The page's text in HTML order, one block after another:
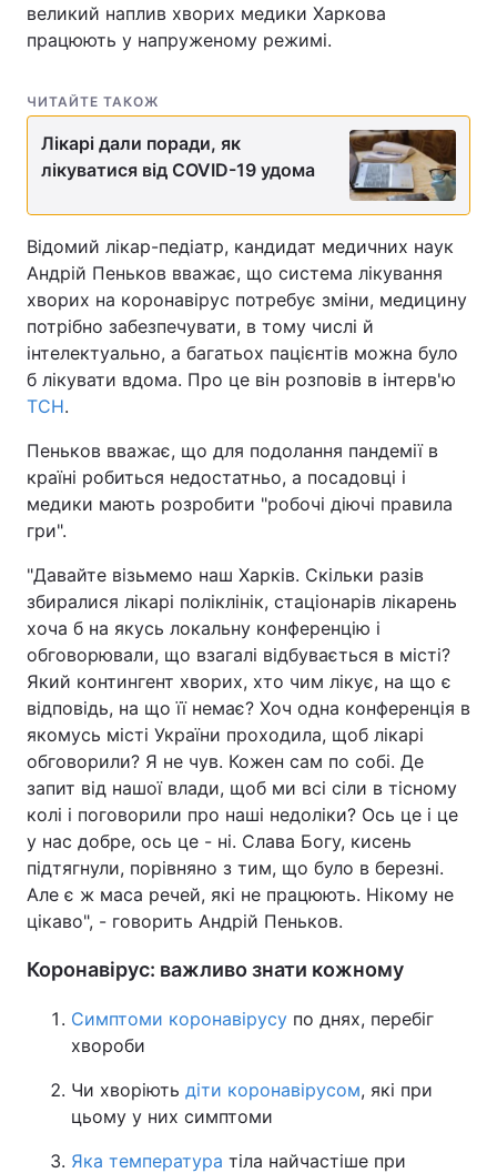
великий наплив хворих медики Харкова
працюють у напруженому режимі.
ЧИТАЙТЕ ТАКОЖ
Лікарі дали поради, як
лікуватися від COVID-19 удома
Відомий лікар-педіатр, кандидат медичних наук
Андрій Пеньков вважає, що система лікування
хворих на коронавірус потребує зміни, медицину
потрібно забезпечувати, в тому числі й
інтелектуально, а багатьох пацієнтів можна було
б лікувати вдома. Про це він розповів в інтерв'ю
ТСН.
Пеньков вважає, що для подолання пандемії в
країні робиться недостатньо, а посадовці і
медики мають розробити "робочі діючі правила
гри".
"Давайте візьмемо наш Харків. Скільки разів
збиралися лікарі поліклінік, стаціонарів лікарень
хоча б на якусь локальну конференцію і
обговорювали, що взагалі відбувається в місті?
Який контингент хворих, хто чим лікує, на що є
відповідь, на що її немає? Хоч одна конференція в
якомусь місті України проходила, щоб лікарі
обговорили? Я не чув. Кожен сам по собі. Де
запит від нашої влади, щоб ми всі сіли в тісному
колі і поговорили про наші недоліки? Ось це і це
у нас добре, ось це - ні. Слава Богу, кисень
підтягнули, порівняно з тим, що було в березні.
Але є ж маса речей, які не працюють. Нікому не
цікаво", - говорить Андрій Пеньков.
Коронавірус: важливо знати кожному
Симптоми коронавірусу по днях, перебіг
хвороби
Чи хворіють діти коронавірусом, які при
цьому у них симптоми
Яка температура тіла найчастіше при